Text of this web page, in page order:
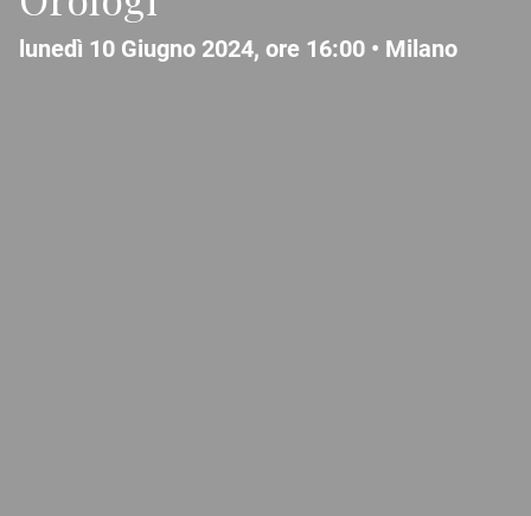
lunedì 10 Giugno 2024, ore 16:00 • Milano